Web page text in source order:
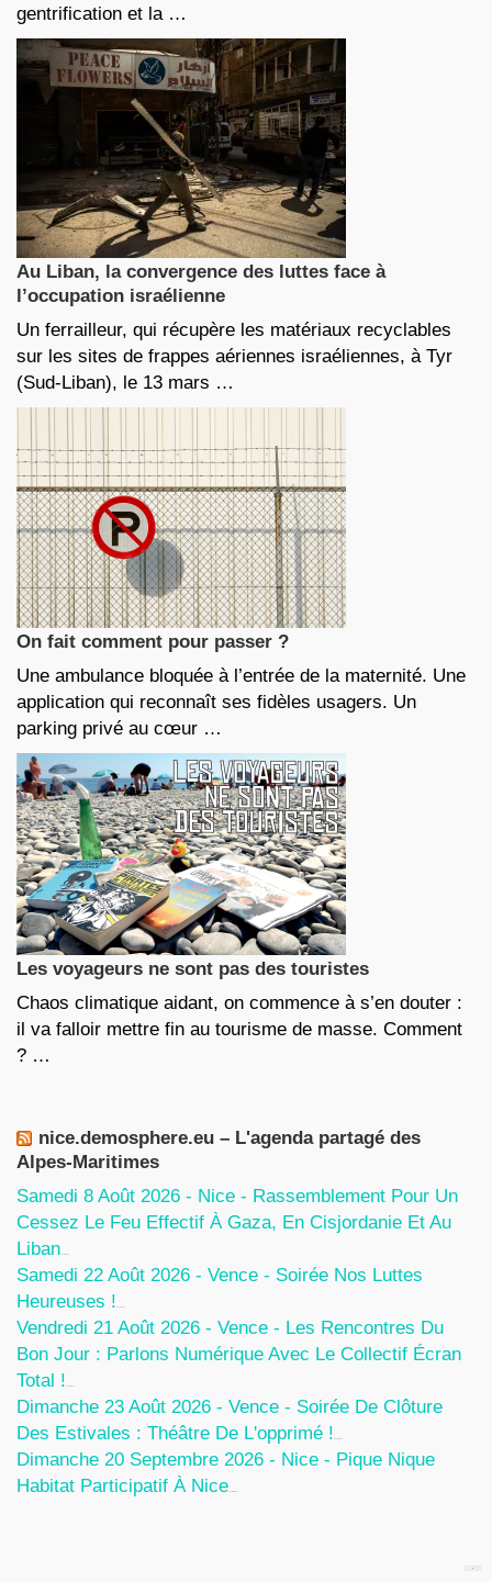
gentrification et la …
Au Liban, la convergence des luttes face à
l’occupation israélienne
Un ferrailleur, qui récupère les matériaux recyclables
sur les sites de frappes aériennes israéliennes, à Tyr
(Sud-Liban), le 13 mars …
On fait comment pour passer ?
Une ambulance bloquée à l’entrée de la maternité. Une
application qui reconnaît ses fidèles usagers. Un
parking privé au cœur …
Les voyageurs ne sont pas des touristes
Chaos climatique aidant, on commence à s’en douter :
il va falloir mettre fin au tourisme de masse. Comment
? …
nice.demosphere.eu – L'agenda partagé des
Alpes-Maritimes
Samedi 8 Août 2026 - Nice - Rassemblement Pour Un
Cessez Le Feu Effectif À Gaza, En Cisjordanie Et Au
Liban
Samedi 22 Août 2026 - Vence - Soirée Nos Luttes
Heureuses !
Vendredi 21 Août 2026 - Vence - Les Rencontres Du
Bon Jour : Parlons Numérique Avec Le Collectif Écran
Total !
Dimanche 23 Août 2026 - Vence - Soirée De Clôture
Des Estivales : Théâtre De L'opprimé !
Dimanche 20 Septembre 2026 - Nice - Pique Nique
Habitat Participatif À Nice